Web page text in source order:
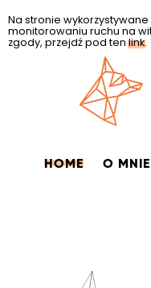
Tomasz
developer
HOME O MNIE
Na stronie wykorzystywane
monitorowaniu ruchu na
zgody, przejdź pod tenlink.